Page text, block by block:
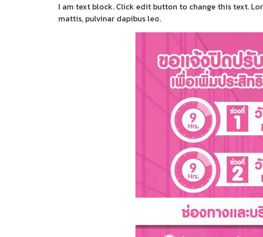
I am text block. Click edit button to change this text.
mattis, pulvinar dapibus leo.